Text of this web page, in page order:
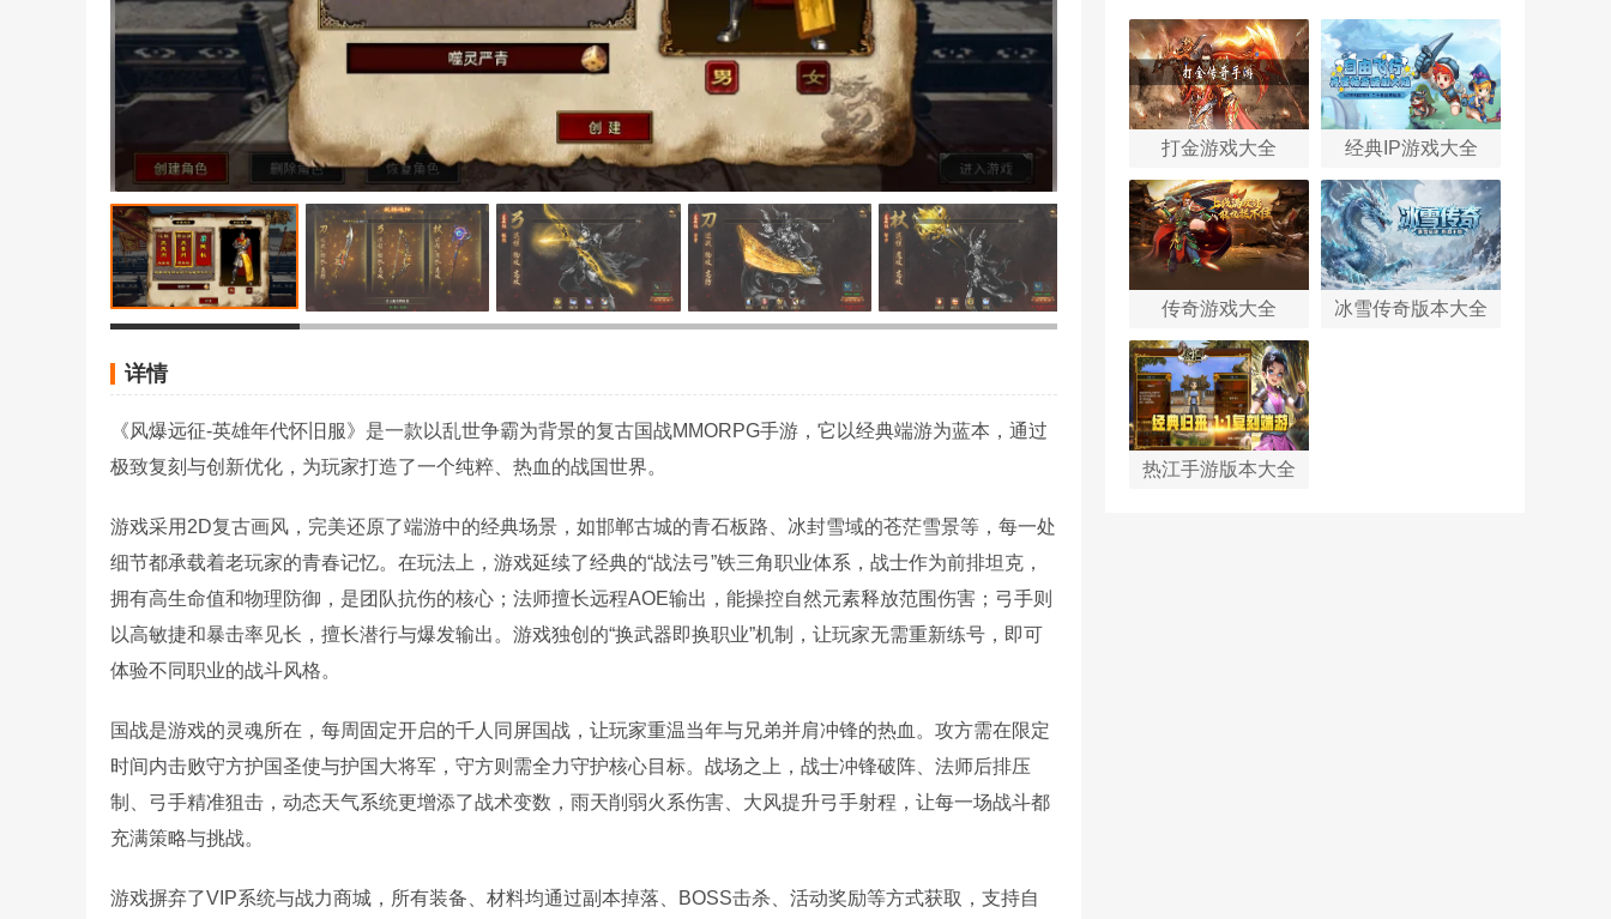
详情
《风爆远征-英雄年代怀旧服》是一款以乱世争霸为背景的复古国战MMORPG手游，它以经典端游为蓝本，通过
极致复刻与创新优化，为玩家打造了一个纯粹、热血的战国世界。
游戏采用2D复古画风，完美还原了端游中的经典场景，如邯郸古城的青石板路、冰封雪域的苍茫雪景等，每一处
细节都承载着老玩家的青春记忆。在玩法上，游戏延续了经典的“战法弓”铁三角职业体系，战士作为前排坦克，
拥有高生命值和物理防御，是团队抗伤的核心；法师擅长远程AOE输出，能操控自然元素释放范围伤害；弓手则
以高敏捷和暴击率见长，擅长潜行与爆发输出。游戏独创的“换武器即换职业”机制，让玩家无需重新练号，即可
体验不同职业的战斗风格。
国战是游戏的灵魂所在，每周固定开启的千人同屏国战，让玩家重温当年与兄弟并肩冲锋的热血。攻方需在限定
时间内击败守方护国圣使与护国大将军，守方则需全力守护核心目标。战场之上，战士冲锋破阵、法师后排压
制、弓手精准狙击，动态天气系统更增添了战术变数，雨天削弱火系伤害、大风提升弓手射程，让每一场战斗都
充满策略与挑战。
游戏摒弃了VIP系统与战力商城，所有装备、材料均通过副本掉落、BOSS击杀、活动奖励等方式获取，支持自
打金游戏大全 经典IP游戏大全
传奇游戏大全 冰雪传奇版本大全
热江手游版本大全